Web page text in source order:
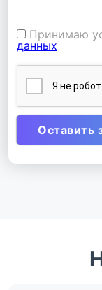
Принимаю
данных
Я нe poбoт